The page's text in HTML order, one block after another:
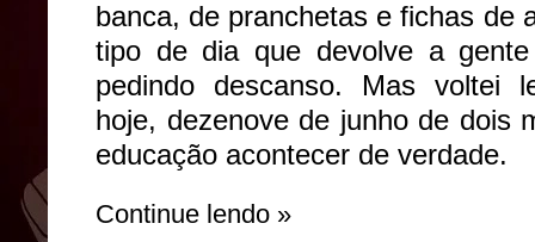
banca, de pranchetas e fichas
tipo de dia que devolve a
pedindo descanso. Mas voltei
hoje, dezenove de junho de dois
educação acontecer de verdade.
Continue lendo »